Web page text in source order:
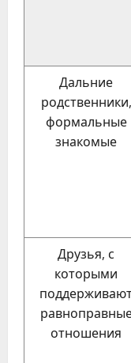
Дальние
родственники,
формальные
знакомые
Друзья, с
которыми
отношения